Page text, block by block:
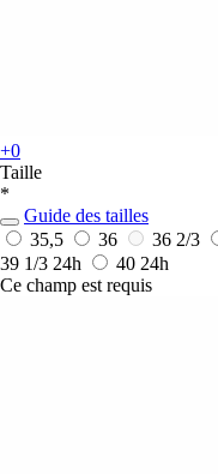
+0
Taille
*
Guide des tailles
35,5
36 36 2/3
39 1/3 24h 40 24h
Ce champ est requis